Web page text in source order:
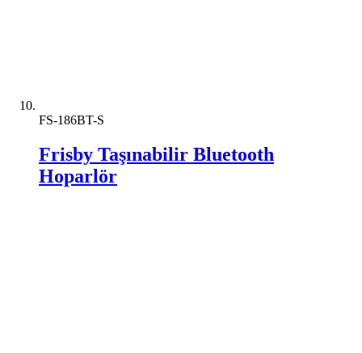
FS-186BT-S
Frisby Taşınabilir Bluetooth
Hoparlör